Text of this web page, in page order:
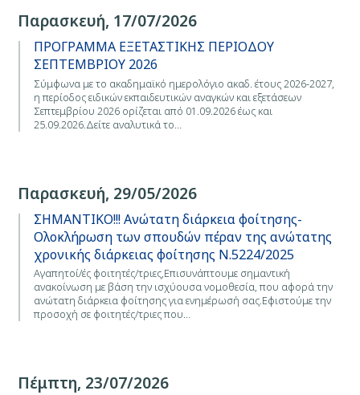
Παρασκευή, 17/07/2026
ΠΡΟΓΡΑΜΜΑ ΕΞΕΤΑΣΤΙΚΗΣ ΠΕΡΙΟΔΟΥ
ΣΕΠΤΕΜΒΡΙΟΥ 2026
Σύμφωνα με το ακαδημαϊκό ημερολόγιο ακαδ. έτους 2026-2027,
η περίοδος ειδικών εκπαιδευτικών αναγκών και εξετάσεων
Σεπτεμβρίου 2026 ορίζεται από 01.09.2026 έως και
25.09.2026.Δείτε αναλυτικά το…
Παρασκευή, 29/05/2026
ΣΗΜΑΝΤΙΚΟ!!! Ανώτατη διάρκεια φοίτησης-
Ολοκλήρωση των σπουδών πέραν της ανώτατης
χρονικής διάρκειας φοίτησης Ν.5224/2025
Αγαπητοί/ές φοιτητές/τριες,Επισυνάπτουμε σημαντική
ανακοίνωση με βάση την ισχύουσα νομοθεσία, που αφορά την
ανώτατη διάρκεια φοίτησης για ενημέρωσή σας.Εφιστούμε την
προσοχή σε φοιτητές/τριες που…
Πέμπτη, 23/07/2026